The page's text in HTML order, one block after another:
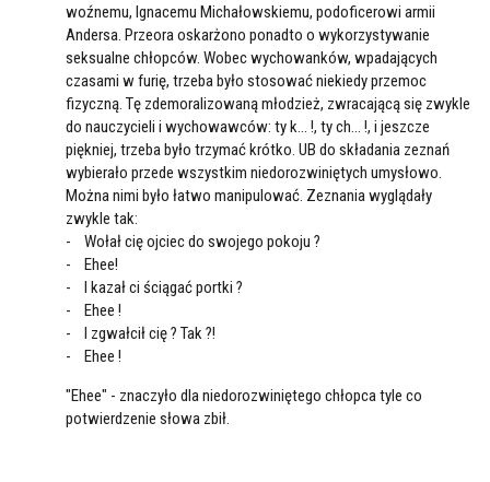
woźnemu, Ignacemu Michałowskiemu, podoficerowi armii
Andersa. Przeora oskarżono ponadto o wykorzystywanie
seksualne chłopców. Wobec wychowanków, wpadających
czasami w furię, trzeba było stosować niekiedy przemoc
fizyczną. Tę zdemoralizowaną młodzież, zwracającą się zwykle
do nauczycieli i wychowawców: ty k... !, ty ch... !, i jeszcze
piękniej, trzeba było trzymać krótko. UB do składania zeznań
wybierało przede wszystkim niedorozwiniętych umysłowo.
Można nimi było łatwo manipulować. Zeznania wyglądały
zwykle tak:
- Wołał cię ojciec do swojego pokoju ?
- Ehee!
- I kazał ci ściągać portki ?
- Ehee !
- I zgwałcił cię ? Tak ?!
- Ehee !
"Ehee" - znaczyło dla niedorozwiniętego chłopca tyle co
potwierdzenie słowa zbił.